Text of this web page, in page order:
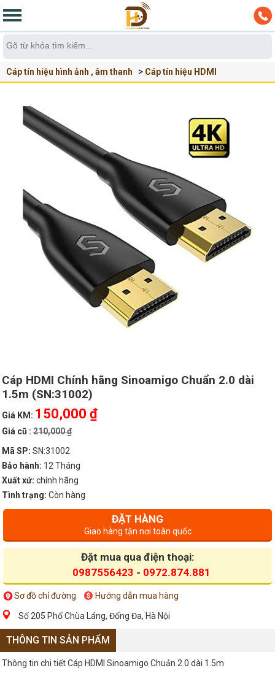
Cáp tín hiệu hình ảnh , âm thanh Cáp tín hiệu HDMI
Cáp HDMI Chính hãng Sinoamigo Chuẩn 2.0 dài
1.5m (SN:31002)
Giá KM: 150,000 ₫
Giá cũ : 210,000 ₫
Mã SP: SN:31002
Bảo hành: 12 Tháng
Xuất xứ: chính hãng
Tình trạng: Còn hàng
ĐẶT HÀNG
Giao hàng tận nơi toàn quốc
Đặt mua qua điện thoại:
0987556423 - 0972.874.881
Sơ đồ chỉ đường Hướng dẫn mua hàng
Số 205 Phố Chùa Láng, Đống Đa, Hà Nội
THÔNG TIN SẢN PHẨM
Thông tin chi tiết Cáp HDMI Sinoamigo Chuản 2.0 dài 1.5m